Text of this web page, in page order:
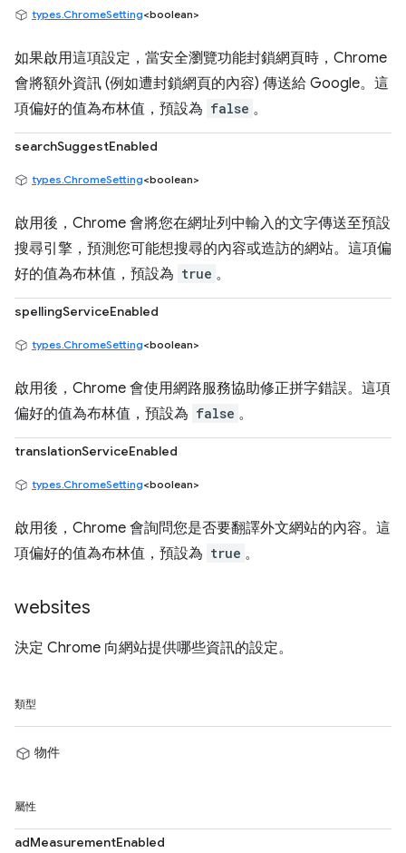
types.ChromeSetting<boolean>
如果啟用這項設定，當安全瀏覽功能封鎖網頁時，Chrome
會將額外資訊 (例如遭封鎖網頁的內容) 傳送給 Google。這
項偏好的值為布林值，預設為 false 。
searchSuggestEnabled
types.ChromeSetting<boolean>
啟用後，Chrome 會將您在網址列中輸入的文字傳送至預設
搜尋引擎，預測您可能想搜尋的內容或造訪的網站。這項偏
好的值為布林值，預設為 true 。
spellingServiceEnabled
types.ChromeSetting<boolean>
啟用後，Chrome 會使用網路服務協助修正拼字錯誤。這項
偏好的值為布林值，預設為 false 。
translationServiceEnabled
types.ChromeSetting<boolean>
啟用後，Chrome 會詢問您是否要翻譯外文網站的內容。這
項偏好的值為布林值，預設為 true 。
websites
決定 Chrome 向網站提供哪些資訊的設定。
類型
物件
屬性
adMeasurementEnabled